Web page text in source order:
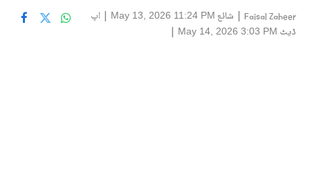
Faisal Zaheer
| شائع May 13, 2026 11:24 PM
| اپ
ڈیٹ May 14, 2026 3:03 PM
|